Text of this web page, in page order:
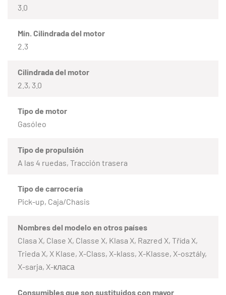
3.0
Mín. Cilindrada del motor
2.3
Cilindrada del motor
2.3, 3.0
Tipo de motor
Gasóleo
Tipo de propulsión
A las 4 ruedas, Tracción trasera
Tipo de carrocería
Pick-up, Caja/Chasis
Nombres del modelo en otros países
Clasa X, Clase X, Classe X, Klasa X, Razred X, Třída X,
Trieda X, X Klase, X-Class, X-klass, X-Klasse, X-osztály,
X-sarja, X-класа
Consumibles que son sustituidos con mayor